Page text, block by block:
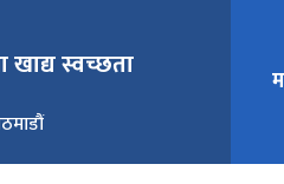
खाद्य स्वच्छता मुख्य